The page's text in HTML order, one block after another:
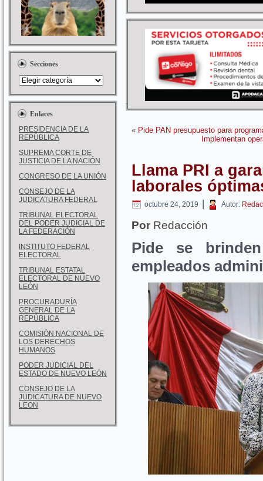
Secciones
Enlaces
PRESIDENCIA DE LA
REPÚBLICA
SUPREMA CORTE DE
JUSTICIA DE LA NACIÓN
CONGRESO DE LA UNIÓN
CONSEJO DE LA
JUDICATURA FEDERAL
TRIBUNAL ELECTORAL
DEL PODER JUDICIAL DE
LA FEDERACIÓN
INSTITUTO FEDERAL
ELECTORAL
TRIBUNAL ESTATAL
ELECTORAL DE NUEVO
LEÓN
PROCURADURÍA
GENERAL DE LA
REPÚBLICA
COMISIÓN NACIONAL DE
LOS DERECHOS
HUMANOS
PODER JUDICIAL DEL
ESTADO DE NUEVO LEÓN
CONSEJO DE LA
JUDICATURA DE NUEVO
LEON
« Pide PAN presupuesto para
Implementan
Llama PRI a
laborales
octubre 24, 2019 | Autor:
Por Redacción
Pide se
empleados